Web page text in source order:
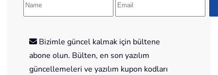
Bizimle güncel kalmak için bültene
abone olun. Bülten, en son yazılım
güncellemeleri ve yazılım kupon kodları